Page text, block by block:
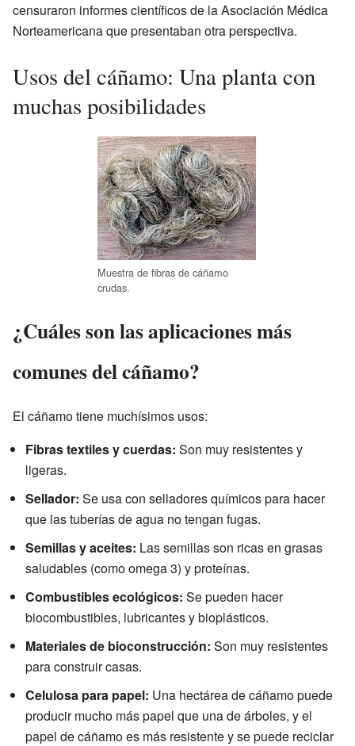
censuraron informes científicos de la Asociación Médica
Norteamericana que presentaban otra perspectiva.
Usos del cáñamo: Una planta con
muchas posibilidades
Muestra de fibras de cáñamo
crudas.
¿Cuáles son las aplicaciones más
comunes del cáñamo?
El cáñamo tiene muchísimos usos:
Fibras textiles y cuerdas: Son muy resistentes y
ligeras.
Sellador: Se usa con selladores químicos para hacer
que las tuberías de agua no tengan fugas.
Semillas y aceites: Las semillas son ricas en grasas
saludables (como omega 3) y proteínas.
Combustibles ecológicos: Se pueden hacer
biocombustibles, lubricantes y bioplásticos.
Materiales de bioconstrucción: Son muy resistentes
para construir casas.
Celulosa para papel: Una hectárea de cáñamo puede
producir mucho más papel que una de árboles, y el
papel de cáñamo es más resistente y se puede reciclar